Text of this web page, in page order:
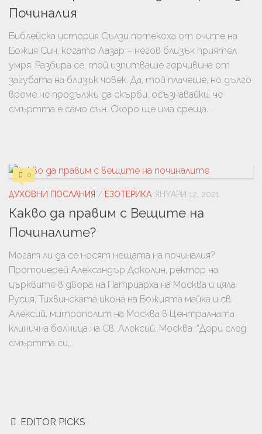
Починалия
Библейска история Сълзи потекоха от очите на
Божия Син, когато Лазар – негов близък приятел
умря. Разбира се, той изпитваше горчивина от
загубата на близък човек. Да, той плачеше, но дълго
време не продължи да скърби, осъзнавайки, че
смъртта е само сън. Скоро ще има среща...
0
ДУХОВНИ ПОСЛАНИЯ / ЕЗОТЕРИКА ЯНУАРИ 12, 2021
Какво да правим с Вещите на
Починалите?
Могат ли да се носят нещата на починалия?
Протоиерей Александър Доколин, ректор на
църквите в двора на Патриарха на Москва и цяла
Русия, Тихвинската икона на Божията майка и св.
Алексий, митрополит на Москва в Централната
клинична болница на Св. Алексий, Москва :“Дори след
смъртта си,...
EDITOR PICKS